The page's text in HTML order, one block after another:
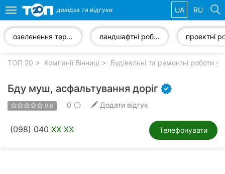
компанії
Toggle
navigation
довідка та відгуки UA RU
озеленення території ландшафтні роботи проектні
ТОП 20 Компанії Вінниці Будівельні та ремонтні роботи у
Бду муш, асфальтування доріг
0.0 0 Додати відгук
(098) 040 XX XX Телефонувати